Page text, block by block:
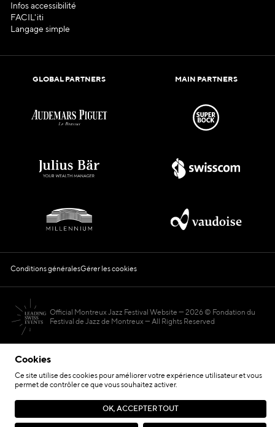
Cookies
Ce site utilise des cookies pour améliorer votre expérience utilisateur et vous
permet de contrôler ce que vous souhaitez activer.
OK, ACCEPTER TOUT
Infos accessibilité
FACIL'iti
Langage simple
GLOBAL PARTNERS MAIN PARTNERS
Conditions généralesGérer les cookies
Official Montreux Jazz Festival Website
2026 © Fondation du
Festival de Jazz de Montreux — All Rights Reserved
Hosted by